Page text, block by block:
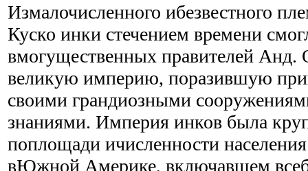
Измалочисленного ибезвестного
Куско инки стечением времени
вмогущественных правителей Анд.
великую империю, поразившую
своими грандиозными
знаниями. Империя инков была
поплощади ичисленности населения
вЮжной Америке, включавшем